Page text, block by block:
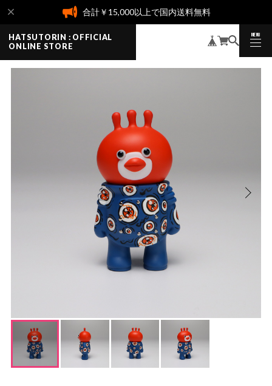
合計￥15,000以上で国内送料無料
HATSUTORIN : OFFICIAL
ONLINE STORE
MENU
CLOSE